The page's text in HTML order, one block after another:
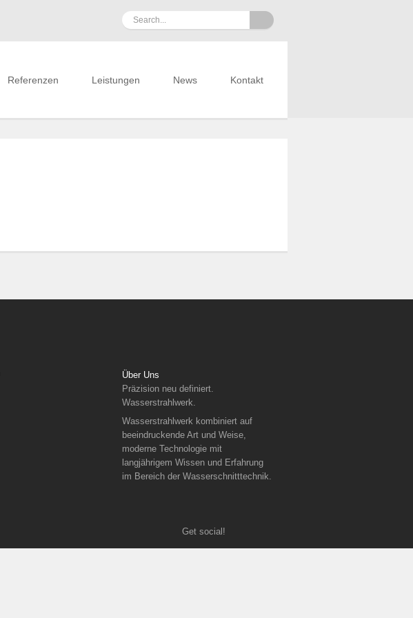
Referenzen Leistungen News Kontakt
Über Uns
Präzision neu definiert.
Wasserstrahlwerk.
Wasserstrahlwerk kombiniert auf
beeindruckende Art und Weise,
moderne Technologie mit
langjährigem Wissen und Erfahrung
im Bereich der Wasserschnitttechnik.
Get social!